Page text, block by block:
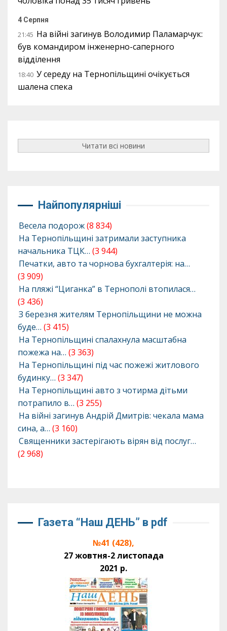
4 Серпня
21:45 На війні загинув Володимир Паламарчук:
був командиром інженерно-саперного
відділення
18:40 У середу на Тернопільщині очікується
шалена спека
Читати всі новини
Найпопулярніші
Весела подорож(8 834)
На Тернопільщині затримали заступника
начальника ТЦК… (3 944)
Печатки, авто та чорнова бухгалтерія: на…
(3 909)
На пляжі “Циганка” в Тернополі втопилася…
(3 436)
З березня жителям Тернопільщини не можна
буде… (3 415)
На Тернопільщині спалахнула масштабна
пожежа на… (3 363)
На Тернопільщині під час пожежі житлового
будинку… (3 347)
На Тернопільщині авто з чотирма дітьми
потрапило в… (3 255)
На війні загинув Андрій Дмитрів: чекала мама
сина, а… (3 160)
Священники застерігають вірян від послуг…
(2 968)
Газета “Наш ДЕНЬ” в pdf
№41 (428),
27 жовтня-2 листопада
2021 р.